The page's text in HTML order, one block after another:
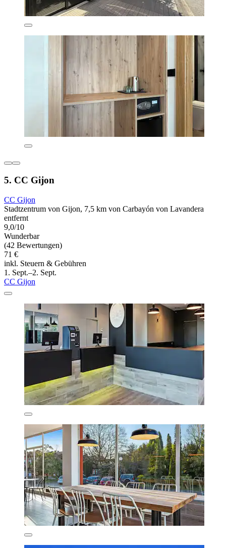
5. CC Gijon
CC Gijon
Stadtzentrum von Gijon, 7,5 km von Carbayón von Lavandera
entfernt
9,0/10
Wunderbar
(42 Bewertungen)
71 €
inkl. Steuern & Gebühren
1. Sept.–2. Sept.
CC Gijon